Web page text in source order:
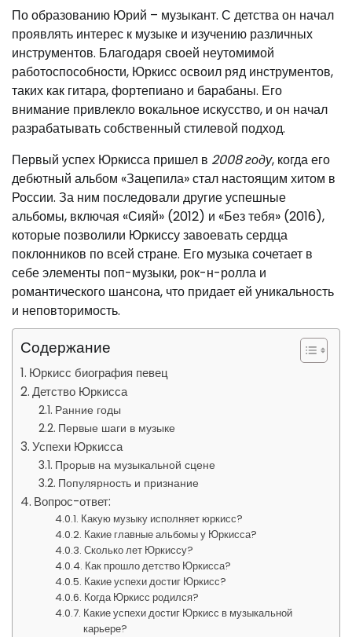
По образованию Юрий – музыкант. С детства он начал
проявлять интерес к музыке и изучению различных
инструментов. Благодаря своей неутомимой
работоспособности, Юркисс освоил ряд инструментов,
таких как гитара, фортепиано и барабаны. Его
внимание привлекло вокальное искусство, и он начал
разрабатывать собственный стилевой подход.
Первый успех Юркисса пришел в 2008 году, когда его
дебютный альбом «Зацепила» стал настоящим хитом в
России. За ним последовали другие успешные
альбомы, включая «Сияй» (2012) и «Без тебя» (2016),
которые позволили Юркиссу завоевать сердца
поклонников по всей стране. Его музыка сочетает в
себе элементы поп-музыки, рок-н-ролла и
романтического шансона, что придает ей уникальность
и неповторимость.
Содержание
Юркисс биография певец
Детство Юркисса
Ранние годы
Первые шаги в музыке
Успехи Юркисса
Прорыв на музыкальной сцене
Популярность и признание
Вопрос-ответ:
Какую музыку исполняет юркисс?
Какие главные альбомы у Юркисса?
Сколько лет Юркиссу?
Как прошло детство Юркисса?
Какие успехи достиг Юркисс?
Когда Юркисс родился?
Какие успехи достиг Юркисс в музыкальной
карьере?